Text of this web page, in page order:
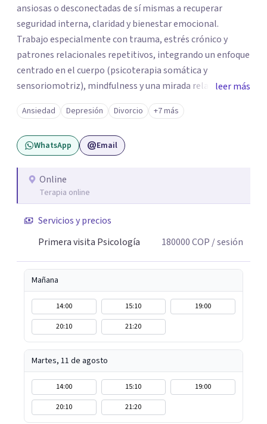
ansiosas o desconectadas de sí mismas a recuperar
seguridad interna, claridad y bienestar emocional.
Trabajo especialmente con trauma, estrés crónico y
patrones relacionales repetitivos, integrando un enfoque
centrado en el cuerpo (psicoterapia somática y
sensoriomotriz), mindfulness y una mirada relacional y
psicodinámica. En terapia te ayudo a entender lo que te
pasa sin juicio, a regular tu sistema nervioso y a
desarrollar recursos concretos para sentirte más
presente, estable y en paz contigo. También tengo
lo que me permite abordar dinámicas profundas que
pueden estar influyendo en tu historia y tus vínculos
leer más
Ansiedad Depresión Divorcio +7 más
WhatsApp Email
Online
Terapia online
Servicios y precios
Primera visita Psicología
180000COP / sesión
Mañana
14:00 15:10
19:00
20:10
21:20
Martes, 11 de agosto
14:00 15:10
19:00
20:10
21:20